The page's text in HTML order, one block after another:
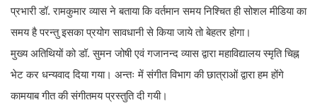
प्रभारी डॉ. रामकुमार व्यास ने बताया कि वर्तमान समय निश्चित ही सोशल मीडिया का
समय है परन्तु इसका प्रयोग सावधानी से किया जाये तो बेहतर होगा।
मुख्य अतिथियों को डॉ. सुमन जोषी एवं गजानन्द व्यास द्वारा महाविद्यालय स्मृति चिह्न
भेट कर धन्यवाद दिया गया। अन्तः में संगीत विभाग की छात्राओं द्वारा हम होंगे
कामयाब गीत की संगीतमय प्रस्तुति दी गयी।